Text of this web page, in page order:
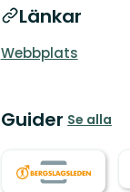
Länkar
Webbplats
Guider Se alla